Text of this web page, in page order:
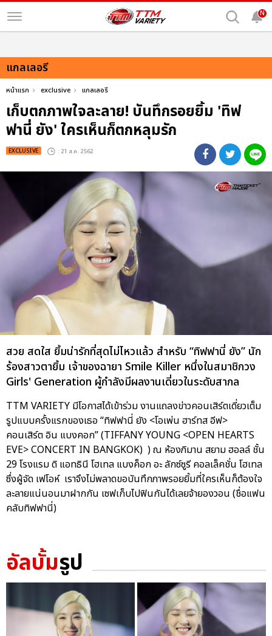
N
แกลเลอรี
หน้าแรก exclusive แกลเลอรี
เก็บตกภาพใจละลาย! บันทึกรอยยิ้ม 'ทิฟ
ฟานี่ ยัง' ใครเห็นก็ตกหลุมรัก
EXCLUSIVE : 21 ส.ค. 2562
สวย สดใส ยิ้มน่ารักที่สุดไม่ไหวแล้ว สำหรับ “ทิฟฟานี่ ยัง” นัก
ร้องสาวตายิ้ม เจ้าของฉายา Smile Killer หนึ่งในสมาชิกวง
Girls' Generation ผู้กำลังมีผลงานเดี่ยวในระดับสากล
TTM VARIETY มีโอกาสได้เข้าร่วม งานแถลงข่าวคอนเสิร์ตเดี่ยวเต็ม
รูปแบบครั้งแรกของเธอ “ทิฟฟานี่ ยัง <โอเพ่น ฮาร์ทส อีฟ>
คอนเสิร์ต อิน แบงคอก” (TIFFANY YOUNG <OPEN HEARTS
EVE> CONCERT IN BANGKOK) ) ณ ห้องภิมาน สยาม ฮอลล์ ชั้น
29 โรงแรม ดิ แอทธินี โฮเทล แบงค็อก อะ ลักซ์ซูรี คอลเล็คชั่น โฮเทล
ซึ่งผู้จัด เฟโอห์ เราจึงไม่พลาดขอบันทึกภาพรอยยิ้มที่ใครเห็นก็ต้องใจ
ละลายแน่นอนมาฝากกัน เซฟเก็บไปฟินกันได้เลยจ้ายองวอน (ชื่อแฟน
คลับทิฟฟานี่)
อัลบั้มรูป